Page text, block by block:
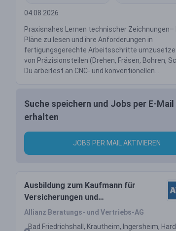
04.08.2026
Praxisnahes Lernen technischer Zeichnungen–
Pläne zu lesen und ihre Anforderungen in
fertigungsgerechte Arbeitsschritte
von Präzisionsteilen (Drehen, Fräsen, Bohren,
Du arbeitest an CNC- und konventionellen...
Suche speichern und Jobs per E-Mail
erhalten
JOBS PER MAIL AKTIVIEREN
Ausbildung zum Kaufmann für
Versicherungen und
Finanzanlagen (m/w/d)
Allianz Beratungs- und Vertriebs-AG
Bad Friedrichshall, Krautheim, Ingersheim,